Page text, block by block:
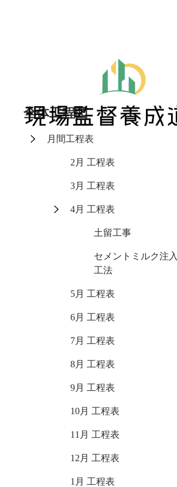
全体工程図
月間工程表
2月 工程表
3月 工程表
4月 工程表
土留工事
セメントミルク注入
工法
5月 工程表
6月 工程表
7月 工程表
8月 工程表
9月 工程表
10月 工程表
11月 工程表
12月 工程表
1月 工程表